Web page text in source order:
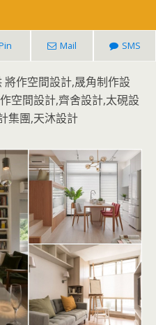
Mail SMS
作空間設計,晟角制作設
空間設計,齊舍設計,太硯設
集團,天沐設計